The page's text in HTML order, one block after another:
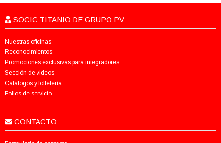
SOCIO TITANIO DE GRUPO PV
Nuestras oficinas
Reconocimientos
Promociones exclusivas para integradores
Sección de videos
Catálogos y folletería
Folios de servicio
CONTACTO